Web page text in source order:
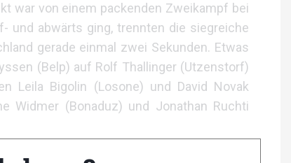
war von einem packenden Zweikampf bei
und abwärts ging, trennten die siegreiche
gerade einmal zwei Sekunden. Etwas
(Belp) auf Rolf Thallinger (Utzenstorf)
Leila Bigolin (Losone) und David Novak
Widmer (Bonaduz) und Jonathan Ruchti